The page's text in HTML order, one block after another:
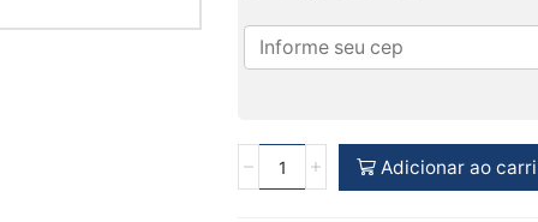
Adicionar ao